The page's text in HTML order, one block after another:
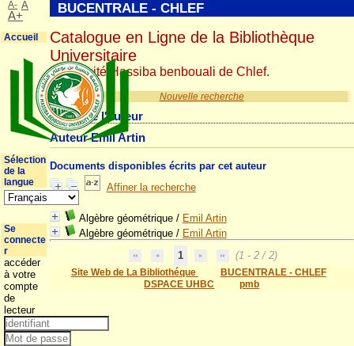
Nouvelle recherche
Détail de l'auteur
Auteur Emil Artin
Documents disponibles écrits par cet auteur
Affiner la recherche
Algèbre géométrique/ Emil Artin
Algèbre géométrique/ Emil Artin
1
(1 - 2 / 2)
Site Web de La Bibliothéque
BUCENTRALE - CHLEF
DSPACE UHBC
pmb
BUCENTRALE - CHLEF
Catalogue en Ligne de la Bibliothèque
Universitaire
Université Hassiba benbouali de Chlef.
A- A
A+
Accueil
Sélection
de la
langue
Se
connecte
r
accéder
à votre
compte
de
lecteur